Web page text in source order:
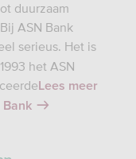
duurzaam
ASN Bank
serieus. Het is
het ASN
Lees meer
Bank